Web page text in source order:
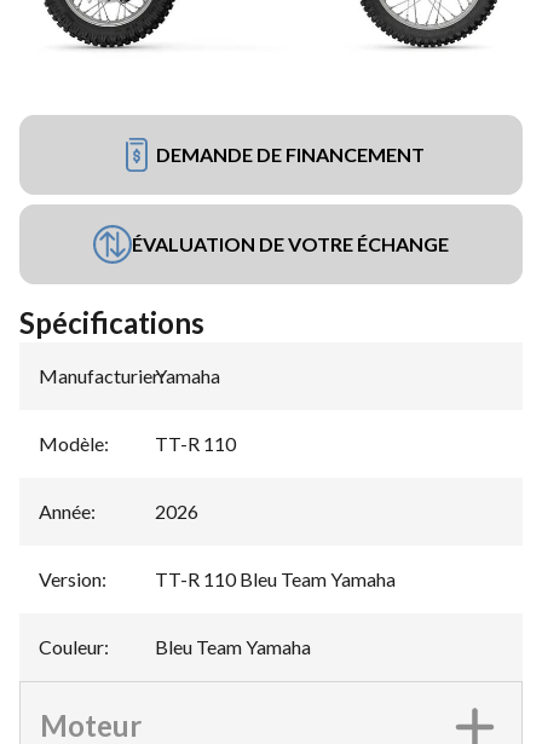
DEMANDE DE FINANCEMENT
ÉVALUATION DE VOTRE ÉCHANGE
Spécifications
Manufacturier:
Yamaha
Modèle: TT-R 110
Année: 2026
Version: TT-R 110 Bleu Team Yamaha
Couleur: Bleu Team Yamaha
Moteur